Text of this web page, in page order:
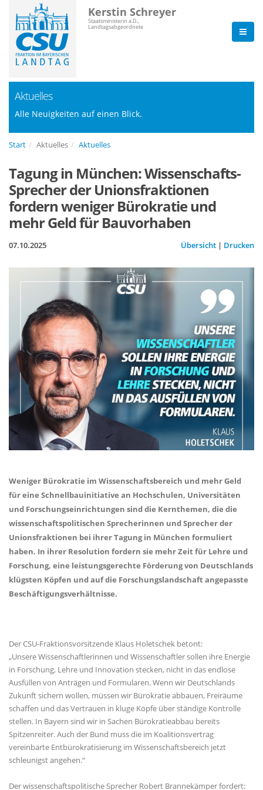
Kerstin Schreyer
Staatsministerin a.D.,
Landtagsabgeordnete
Aktuelles
Alle Neuigkeiten auf einen Blick.
Start Aktuelles Aktuelles
Tagung in München: Wissenschafts-
Sprecher der Unionsfraktionen
fordern weniger Bürokratie und
mehr Geld für Bauvorhaben
07.10.2025 Übersicht | Drucken
Weniger Bürokratie im Wissenschaftsbereich und mehr Geld
für eine Schnellbauinitiative an Hochschulen, Universitäten
und Forschungseinrichtungen sind die Kernthemen, die die
wissenschaftspolitischen Sprecherinnen und Sprecher der
Unionsfraktionen bei ihrer Tagung in München formuliert
haben. In ihrer Resolution fordern sie mehr Zeit für Lehre und
Forschung, eine leistungsgerechte Förderung von Deutschlands
klügsten Köpfen und auf die Forschungslandschaft angepasste
Beschäftigungsverhältnisse.
Der CSU-Fraktionsvorsitzende Klaus Holetschek betont:
Unsere Wissenschaftlerinnen und Wissenschaftler sollen ihre Energie
in Forschung, Lehre und Innovation stecken, nicht in das endlose
Ausfüllen von Anträgen und Formularen. Wenn wir Deutschlands
Zukunft sichern wollen, müssen wir Bürokratie abbauen, Freiräume
schaffen und das Vertrauen in kluge Köpfe über ständige Kontrolle
stellen. In Bayern sind wir in Sachen Bürokratieabbau bereits
Spitzenreiter. Auch der Bund muss die im Koalitionsvertrag
vereinbarte Entbürokratisierung im Wissenschaftsbereich jetzt
schleunigst angehen.“
Der wissenschaftspolitische Sprecher Robert Brannekämper fordert: